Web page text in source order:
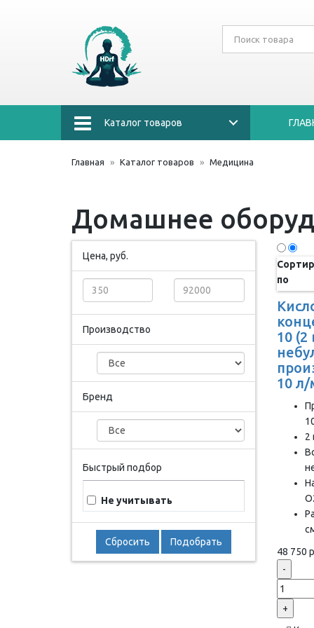
Каталог товаров
Главная Каталог товаров Медицина
Домашнее
Цена, руб.
Производство
Бренд
Быстрый подбор
Не учитывать
Сбросить Подобрать
по
10 (2
10
2
48 750
-
+